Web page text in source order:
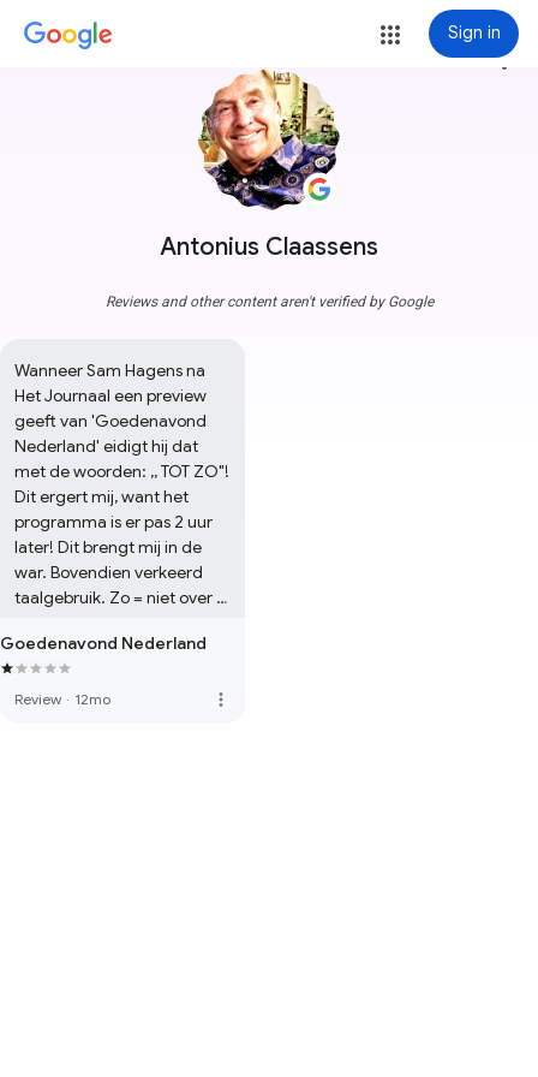
Sign in
Antonius Claassens
more_vert
Reviews and other content aren't verified by Google
Wanneer Sam Hagens na
Het Journaal een preview
geeft van 'Goedenavond
Nederland' eidigt hij dat
met de woorden: ,, TOT ZO"!
Dit ergert mij, want het
programma is er pas 2 uur
later! Dit brengt mij in de
war. Bovendien verkeerd
taalgebruik. Zo = niet over 2
bijv. tot STRAKS.
Goedenavond Nederland
Review · 12mo more_vert